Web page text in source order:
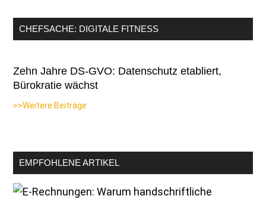
CHEFSACHE: DIGITALE FITNESS
Zehn Jahre DS-GVO: Datenschutz etabliert,
Bürokratie wächst
>>Weitere Beiträge
EMPFOHLENE ARTIKEL